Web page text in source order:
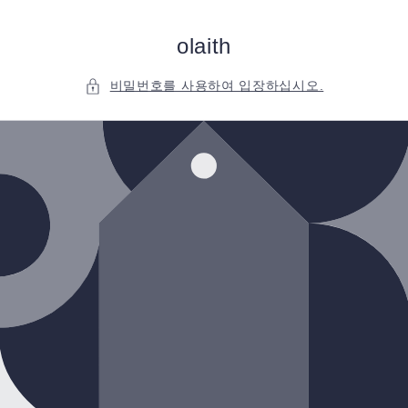
olaith
비밀번호를 사용하여 입장하십시오.